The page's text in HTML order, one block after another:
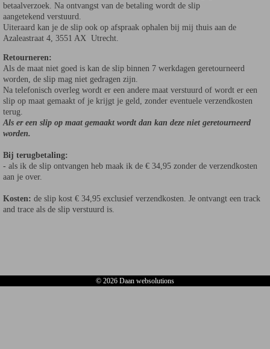
betaalverzoek. Na ontvangst van de betaling wordt de slip
aangetekend verstuurd.
Uiteraard kan je de slip ook op afspraak ophalen bij mij thuis aan de
Azaleastraat 4, 3551 AX Utrecht.
Retourneren:
Als de maat niet goed is kan de slip binnen 7 werkdagen geretourneerd
worden, de slip mag niet gedragen zijn.
Na telefonisch overleg wordt er een andere maat verstuurd of wordt er een
slip op maat gemaakt of je krijgt je geld, zonder eventuele verzendkosten
terug.
Als er een slip op maat gemaakt wordt dan kan deze niet geretourneerd
worden.
Bij terugbetaling:
- als ik de slip ontvangen heb maak ik de € 34,95 zonder de verzendkosten
aan je over.
Kosten: de slip kost € 34,95 exclusief verzendkosten. Je ontvangt een track
and trace als de slip verstuurd is.
© 2026 Daan websolutions